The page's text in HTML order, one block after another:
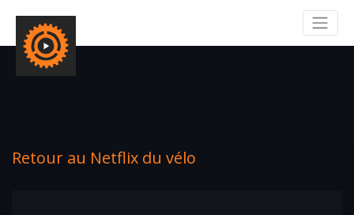
Retour au Netflix du vélo